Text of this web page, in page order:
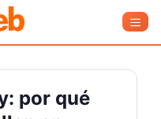
Blog Donweb
por qué